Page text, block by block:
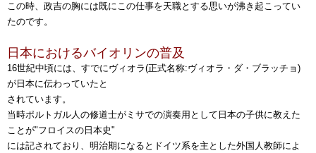
この時、政吉の胸には既にこの仕事を天職とする思いが沸き起こってい
たのです。
日本におけるバイオリンの普及
16世紀中頃には、すでにヴィオラ(正式名称:ヴィオラ・ダ・ブラッチョ)
が日本に伝わっていたと
されています。
当時ポルトガル人の修道士がミサでの演奏用として日本の子供に教えた
ことが"フロイスの日本史"
には記されており、明治期になるとドイツ系を主とした外国人教師によ